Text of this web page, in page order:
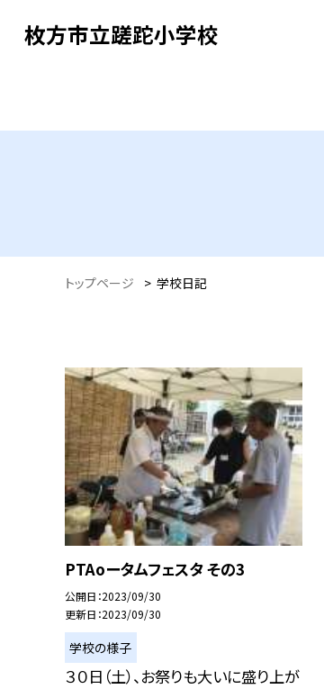
枚方市立蹉跎小学校
トップページ > 学校日記
PTAoータムフェスタ その3
公開日 2023/09/30
更新日 2023/09/30
学校の様子
３０日（土）、お祭りも大いに盛り上が